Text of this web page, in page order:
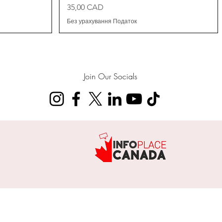
Ціна
35,00 CAD
Без урахування Податок
Join Our Socials